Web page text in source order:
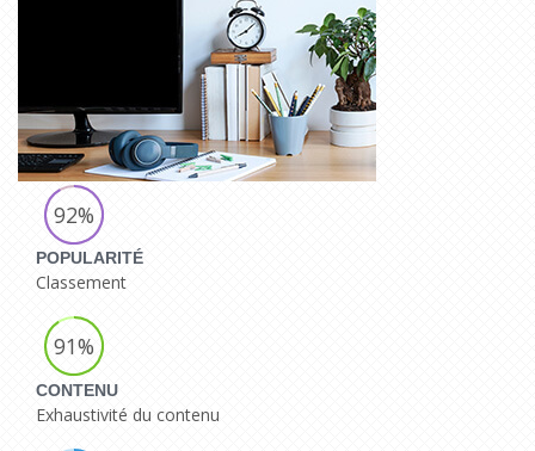
92%
POPULARITÉ
Classement
91%
CONTENU
Exhaustivité du contenu